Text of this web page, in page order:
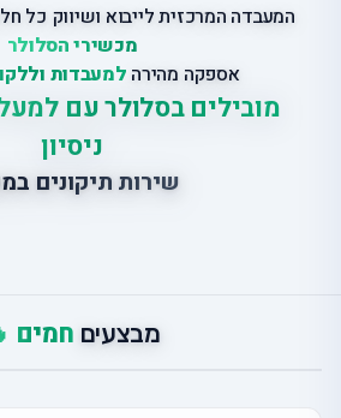
המעבדה המרכזית לייבוא ושיווק כל
מכשירי הסלולר
אספקה מהירה למעבדות
ניסיון
שירות תיקונים
מבצעים חמים